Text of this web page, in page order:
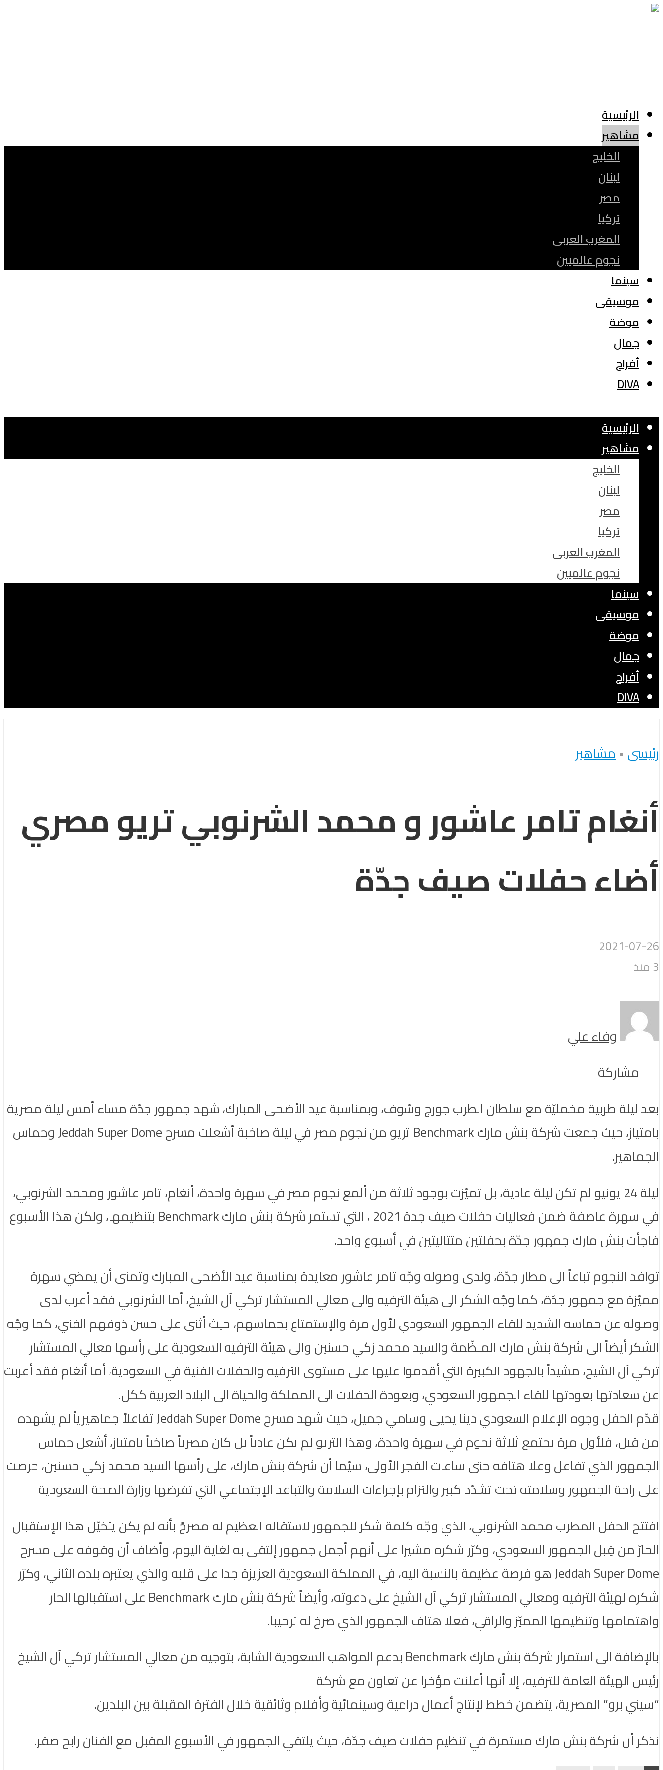
الرئيسية
مشاهير
الخليج
لبنان
مصر
تركيا
المغرب العربى
نجوم عالميين
سينما
موسيقى
موضة
جمال
أفراح
DIVA
الرئيسية
مشاهير
الخليج
لبنان
مصر
تركيا
المغرب العربى
نجوم عالميين
سينما
موسيقى
موضة
جمال
أفراح
DIVA
رئيسى •مشاهير
أنغام تامر عاشور و محمد الشرنوبي تريو مصري
أضاء حفلات صيف جدّة
2021-07-26
3 منذ
وفاء علي
مشاركة
بعد ليلة طربية مخمليّة مع سلطان الطرب جورج وسّوف، وبمناسبة عيد الأضحى المبارك، شهد جمهور جدّة مساء أمس ليلة مصرية
بامتياز، حيث جمعت شركة بنش مارك Benchmark تريو من نجوم مصر في ليلة صاخبة أشعلت مسرح Jeddah Super Dome وحماس
الجماهير.
ليلة 24 يونيو لم تكن ليلة عادية، بل تميّزت بوجود ثلاثة من ألمع نجوم مصر في سهرة واحدة، أنغام، تامر عاشور ومحمد الشرنوبي،
في سهرة عاصفة ضمن فعاليات حفلات صيف جدة 2021 ، التي تستمر شركة بنش مارك Benchmark بتنظيمها، ولكن هذا الأسبوع
فاجأت بنش مارك جمهور جدّة بحفلتين متتاليتين في أسبوع واحد.
توافد النجوم تباعاً الى مطار جدّة، ولدى وصوله وجّه تامر عاشور معايدة بمناسبة عيد الأضحى المبارك وتمنى أن يمضي سهرة
مميّزة مع جمهور جدّة، كما وجّه الشكر الى هيئة الترفيه والى معالي المستشار تركي آل الشيخ، أما الشرنوبي فقد أعرب لدى
وصوله عن حماسه الشديد للقاء الجمهور السعودي لأول مرة والإستمتاع بحماسهم، حيث أثنى على حسن ذوقهم الفني، كما وجّه
الشكر أيضاً الى شركة بنش مارك المنظّمة والسيد محمد زكي حسنين والى هيئة الترفيه السعودية على رأسها معالي المستشار
تركي آل الشيخ، مشيداً بالجهود الكبيرة التي أقدموا عليها على مستوى الترفيه والحفلات الفنية في السعودية، أما أنغام فقد أعربت
عن سعادتها بعودتها للقاء الجمهور السعودي، وبعودة الحفلات الى المملكة والحياة الى البلاد العربية ككل.
قدّم الحفل وجوه الإعلام السعودي دينا يحيى وسامي جميل، حيث شهد مسرح Jeddah Super Dome تفاعلاً جماهيرياً لم يشهده
من قبل، فلأول مرة يجتمع ثلاثة نجوم في سهرة واحدة، وهذا التريو لم يكن عادياً بل كان مصرياً صاخباً بامتياز، أشعل حماس
الجمهور الذي تفاعل وعلا هتافه حتى ساعات الفجر الأولى، سيّما أن شركة بنش مارك، على رأسها السيد محمد زكي حسنين، حرصت
على راحة الجمهور وسلامته تحت تشدّد كبير والتزام بإجراءات السلامة والتباعد الإجتماعي التي تفرضها وزارة الصحة السعودية.
افتتح الحفل المطرب محمد الشرنوبي، الذي وجّه كلمة شكر للجمهور لاستقاله العظيم له مصرحً بأنه لم يكن يتخيّل هذا الإستقبال
الحارّ من قِبل الجمهور السعودي، وكرّر شكره مشيراً على أنهم أجمل جمهور إلتقى به لغاية اليوم، وأضاف أن وقوفه على مسرح
Jeddah Super Dome هو فرصة عظيمة بالنسبة اليه، في المملكة السعودية العزيزة جداً على قلبه والذي يعتبره بلده الثاني، وكرّر
شكره لهيئة الترفيه ومعالي المستشار تركي آل الشيخ على دعوته، وأيضاً شركة بنش مارك Benchmark على استقبالها الحار
واهتمامها وتنظيمها المميّز والراقي، فعلا هتاف الجمهور الذي صرخ له ترحيباً.
بالإضافة الى استمرار شركة بنش مارك Benchmark بدعم المواهب السعودية الشابة، بتوجيه من معالي المستشار تركي آل الشيخ
رئيس الهيئة العامة للترفيه، إلا أنها أعلنت مؤخراً عن تعاون مع شركة
“سيني برو” المصرية، يتضمن خطط لإنتاج أعمال درامية وسينمائية وأفلام وثائقية خلال الفترة المقبلة بين البلدين.
نذكر أن شركة بنش مارك مستمرة في تنظيم حفلات صيف جدّة، حيث يلتقي الجمهور في الأسبوع المقبل مع الفنان رابح صقر.